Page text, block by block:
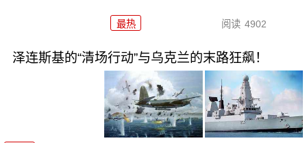
最热 阅读 4902
泽连斯基的“清场行动”与乌克兰的末路狂飙！